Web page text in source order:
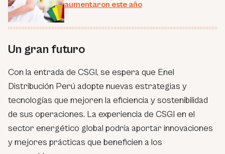
aumentaron este año
Un gran futuro
Con la entrada de CSGI, se espera que Enel
Distribución Perú adopte nuevas estrategias y
tecnologías que mejoren la eficiencia y sostenibilidad
de sus operaciones. La experiencia de CSGI en el
sector energético global podría aportar innovaciones
y mejores prácticas que beneficien a los